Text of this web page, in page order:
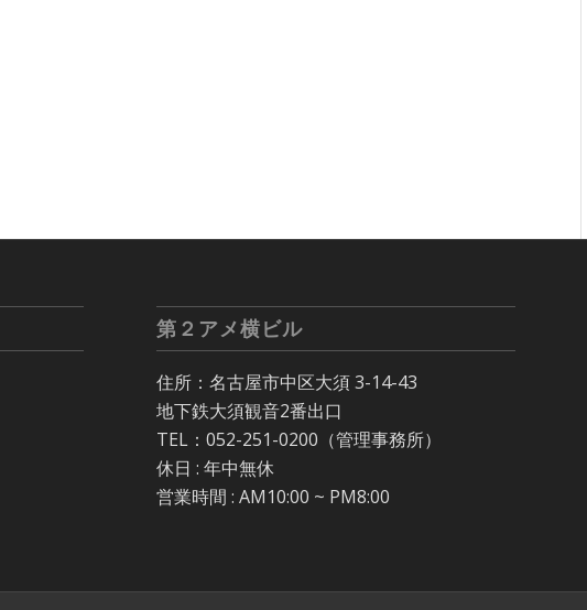
第２アメ横ビル
住所：名古屋市中区大須 3-14-43
地下鉄大須観音2番出口
TEL：052-251-0200（管理事務所）
休日 : 年中無休
営業時間 : AM10:00 ~ PM8:00